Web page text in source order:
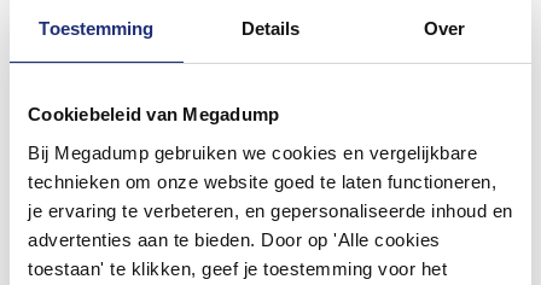
Toestemming Details Over
Cookiebeleid van Megadump
Bij Megadump gebruiken we cookies en vergelijkbare
technieken om onze website goed te laten functioneren,
je ervaring te verbeteren, en gepersonaliseerde inhoud en
advertenties aan te bieden. Door op 'Alle cookies
toestaan' te klikken, geef je toestemming voor het
#mijndroombadkamer
Wij geloven in de kracht van delen. Deel jouw
badkamer op Instagram met #mijndroombadkamer
en tag @megadumpnl. Samen bouwen we een
inspirerende omgeving vol met unieke
badkamerstijlen. Doe je mee?